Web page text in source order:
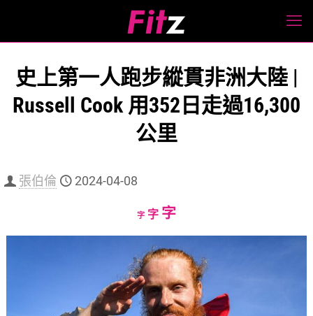
史上第一人跑步縱貫非洲大陸 |
Russell Cook 用352日走過16,300
公里
張伯倫 2024-04-08
字Decrease
size.
字Reset
size.
字Increase
size.